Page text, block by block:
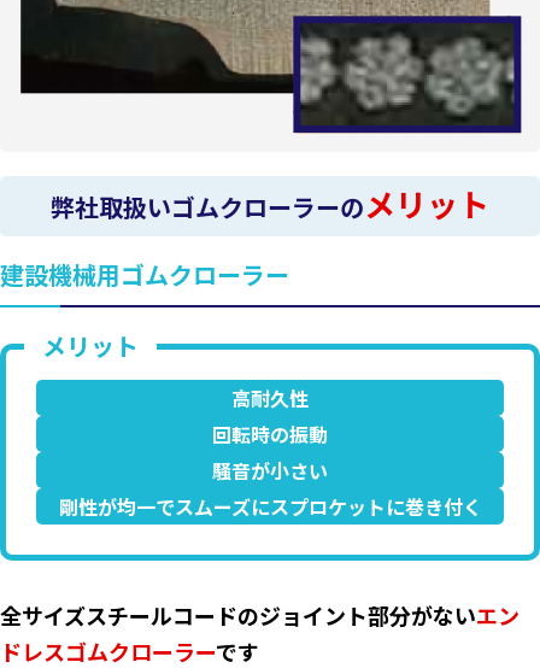
弊社取扱いゴムクローラーのメリット
建設機械用ゴムクローラー
高耐久性
回転時の振動
騒音が小さい
剛性が均一でスムーズにスプロケットに巻き付く
全サイズスチールコードのジョイント部分がないエン
ドレスゴムクローラーです